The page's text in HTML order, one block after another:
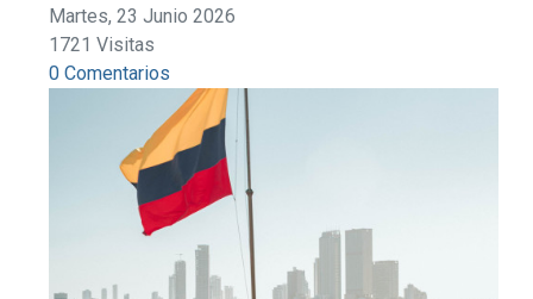
Martes, 23 Junio 2026
1721 Visitas
0 Comentarios